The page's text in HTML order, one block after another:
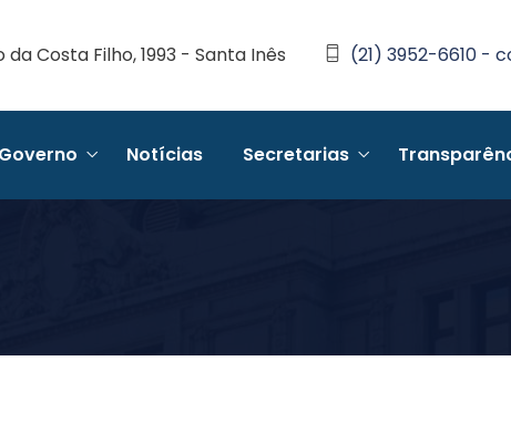
da Costa Filho, 1993 - Santa Inês (21) 3952-6610 -
Governo Notícias Secretarias